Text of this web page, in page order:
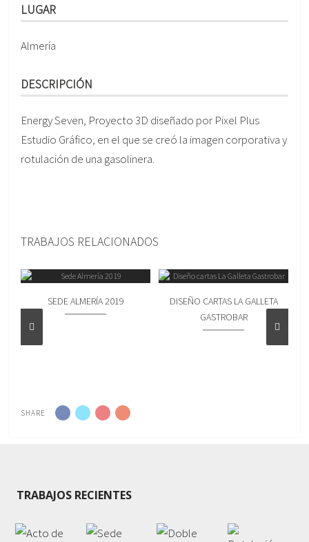
LUGAR
Almería
DESCRIPCIÓN
Energy Seven, Proyecto 3D diseñado por Pixel Plus
Estudio Gráfico, en el que se creó la imagen corporativa y
rotulación de una gasolinera.
TRABAJOS RELACIONADOS
SEDE ALMERÍA 2019
DISEÑO CARTAS LA GALLETA
GASTROBAR
SHARE
TRABAJOS RECIENTES